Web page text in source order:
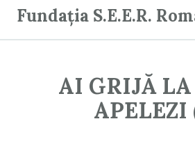
Fundația S.E.E.R.
AI GRIJĂ
APELEZI